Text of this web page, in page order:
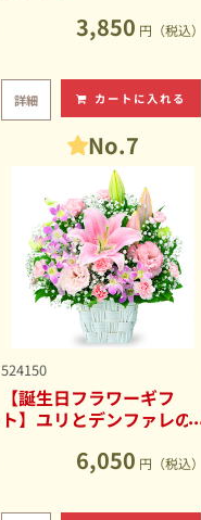
3,850 円（税込）
詳細 カートに入れる
No.7
524150
【誕生日フラワーギフ
ト】ユリとデンファレの
6,050 円（税込）